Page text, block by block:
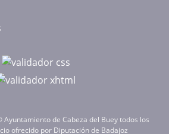
Ayuntamiento de Cabeza del Buey todos los
ofrecido por Diputación de Badajoz